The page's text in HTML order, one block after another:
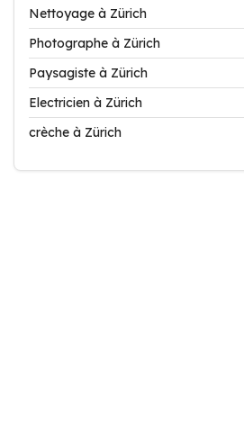
Nettoyage à Zürich
Photographe à Zürich
Paysagiste à Zürich
Electricien à Zürich
crèche à Zürich